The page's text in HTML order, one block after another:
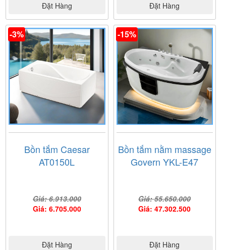
Đặt Hàng Đặt Hàng
-3%
Bồn tắm Caesar
AT0150L
Giá: 6.913.000
Giá: 6.705.000
Đặt Hàng
-15%
Bồn tắm nằm massage
Govern YKL-E47
Giá: 55.650.000
Giá: 47.302.500
Đặt Hàng